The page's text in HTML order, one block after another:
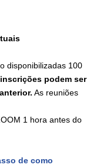
disponibilizadas 100
podem ser
As reuniões
1 hora antes do
de como